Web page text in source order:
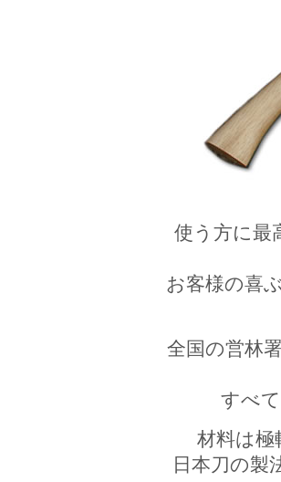
使う方に最
お客様の喜
全国の営林
すべ
材料は極
日本刀の製